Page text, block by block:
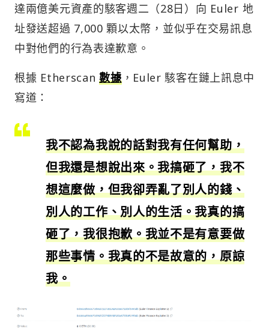
達兩億美元資產的駭客週二（28日）向 Euler 地
址發送超過 7,000 顆以太幣，並似乎在交易訊息
中對他們的行為表達歉意。
根據 Etherscan數據，Euler 駭客在鏈上訊息中
寫道：
我不認為我說的話對我有任何幫助，
但我還是想說出來。我搞砸了，我不
想這麼做，但我卻弄亂了別人的錢、
別人的工作、別人的生活。我真的搞
砸了，我很抱歉。我並不是有意要做
那些事情。我真的不是故意的，原諒
我。